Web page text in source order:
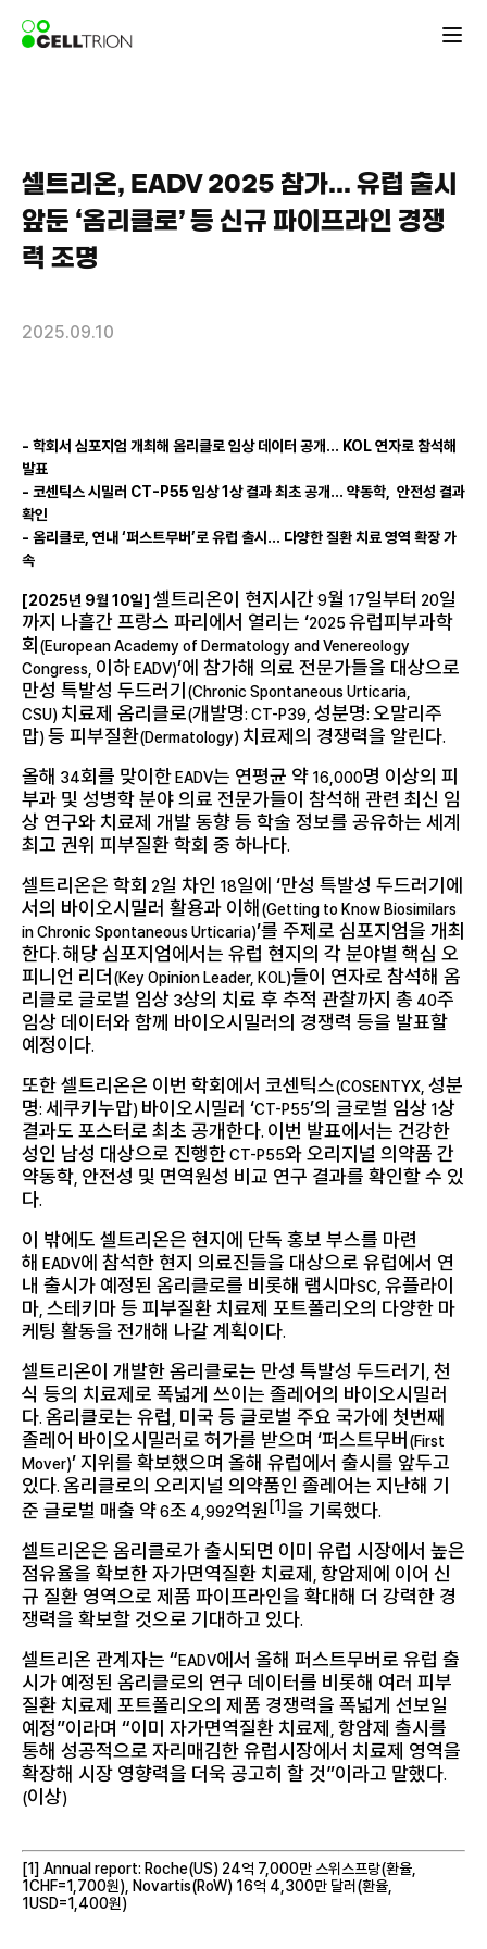
셀트리온, EADV 2025 참가... 유럽 출시
앞둔 ‘옴리클로’ 등 신규 파이프라인 경쟁
력 조명
2025.09.10
- 학회서 심포지엄 개최해 옴리클로 임상 데이터 공개… KOL연자로 참석해
발표
- 코센틱스 시밀러 CT-P55 임상1 상 결과 최초 공개… 약동학
안전성 결과
확인
- 옴리클로 연내 ‘퍼스트무버’로 유럽 출시… 다양한 질환 치료 영역 확장 가
속
[2025년 9월 10일] 셀트리온이 현지시간9월 17일부터 20일
까지 나흘간 프랑스 파리에서 열리는 ‘2025유럽피부과학
회 (European Academy of Dermatology and Venereology
Congress, 이하 EADV)’에 참가해 의료 전문가들을 대상으로
만성 특발성 두드러기 (Chronic Spontaneous Urticaria,
CSU) 치료제 옴리클로(개발명: CT-P39, 성분명: 오말리주
맙)등 피부질환(Dermatology) 치료제의 경쟁력을 알린다.
올해 34회를 맞이한 EADV는 연평균 약 16,000명 이상의 피
부과 및 성병학 분야 의료 전문가들이 참석해 관련 최신 임
상 연구와 치료제 개발 동향 등 학술 정보를 공유하는 세계
최고 권위 피부질환 학회 중 하나다.
셀트리온은 학회 2일 차인 18일에 ‘만성 특발성 두드러기에
서의 바이오시밀러 활용과 이해 (Getting to Know Biosimilars
in Chronic Spontaneous Urticaria)’를 주제로 심포지엄을 개최
한다. 해당 심포지엄에서는 유럽 현지의 각 분야별 핵심 오
피니언 리더 (Key Opinion Leader, KOL)들이 연자로 참석해 옴
리클로 글로벌 임상 3상의 치료 후 추적 관찰까지 총 40주
임상 데이터와 함께 바이오시밀러의 경쟁력 등을 발표할
예정이다.
또한 셀트리온은 이번 학회에서 코센틱스(COSENTYX, 성분
명: 세쿠키누맙) 바이오시밀러 ‘CT-P55’의 글로벌 임상 1상
결과도 포스터로 최초 공개한다. 이번 발표에서는 건강한
성인 남성 대상으로 진행한CT-P55와 오리지널 의약품 간
약동학 안전성 및 면역원성 비교 연구 결과를 확인할 수 있
다.
이 밖에도 셀트리온은 현지에 단독 홍보 부스를 마련
해 EADV에 참석한 현지 의료진들을 대상으로 유럽에서 연
내 출시가 예정된 옴리클로를 비롯해 램시마SC, 유플라이
마 스테키마 등 피부질환 치료제 포트폴리오의 다양한 마
케팅 활동을 전개해 나갈 계획이다.
셀트리온이 개발한 옴리클로는 만성 특발성 두드러기
천
식 등의 치료제로 폭넓게 쓰이는 졸레어의 바이오시밀러
다. 옴리클로는 유럽 미국 등 글로벌 주요 국가에 첫번째
졸레어 바이오시밀러로 허가를 받으며 ‘퍼스트무버 (First
Mover)’ 지위를 확보했으며 올해 유럽에서 출시를 앞두고
있다. 옴리클로의 오리지널 의약품인 졸레어는 지난해 기
준 글로벌 매출 약6조 4,992억원 [1]을 기록했다.
셀트리온은 옴리클로가 출시되면 이미 유럽 시장에서 높은
점유율을 확보한 자가면역질환 치료제 항암제에 이어 신
규 질환 영역으로 제품 파이프라인을 확대해 더 강력한 경
쟁력을 확보할 것으로 기대하고 있다.
셀트리온 관계자는 “EADV에서 올해 퍼스트무버로 유럽 출
시가 예정된 옴리클로의 연구 데이터를 비롯해 여러 피부
질환 치료제 포트폴리오의 제품 경쟁력을 폭넓게 선보일
예정”이라며 “이미 자가면역질환 치료제 항암제 출시를
통해 성공적으로 자리매김한 유럽시장에서 치료제 영역을
확장해 시장 영향력을 더욱 공고히 할 것”이라고 말했다.
(이상)
[1] Annual report: Roche(US) 24억 7,000만 스위스프랑(환율
1CHF=1,700원), Novartis(RoW) 16억 4,300만 달러 (환율
1USD=1,400원)